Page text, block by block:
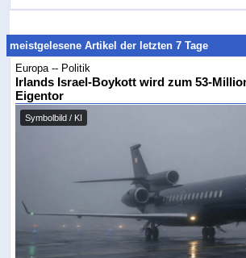
meistgelesene Artikel der letzten 7 Tage
Europa -- Politik
Irlands Israel-Boykott wird zum 53-
Eigentor
Symbolbild / KI